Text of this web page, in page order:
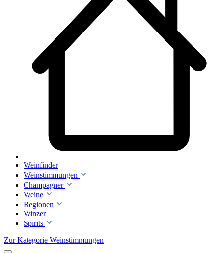
Weinfinder
Weinstimmungen
Champagner
Weine
Regionen
Winzer
Spirits
Zur Kategorie Weinstimmungen